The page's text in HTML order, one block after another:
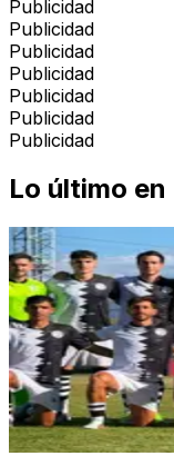
Publicidad
Publicidad
Publicidad
Publicidad
Publicidad
Publicidad
Publicidad
Lo último en